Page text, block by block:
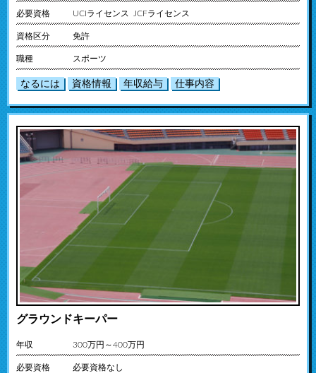
必要資格 UCIライセンス JCFライセンス
資格区分 免許
職種 スポーツ
なるには 資格情報 年収給与 仕事内容
グラウンドキーパー
年収 300万円～400万円
必要資格 必要資格なし